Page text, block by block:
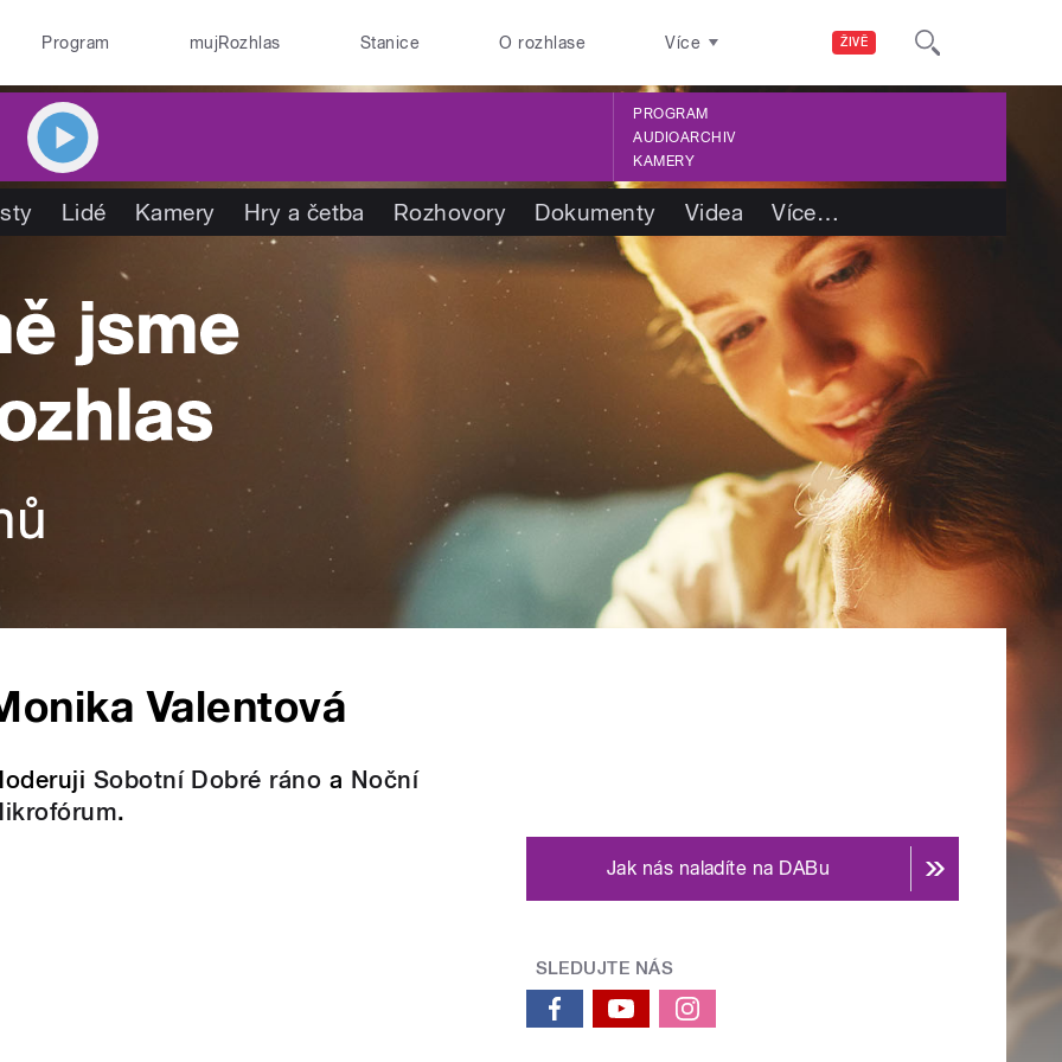
ŽIVĚ
Program mujRozhlas Stanice O rozhlase Více
PROGRAM
AUDIOARCHIV
KAMERY
Lidé Kamery Hry a četba Rozhovory Dokumenty Videa Více…
Valentová
Sobotní Dobré ráno a Noční
.
Jak nás naladíte na DABu
SLEDUJTE NÁS